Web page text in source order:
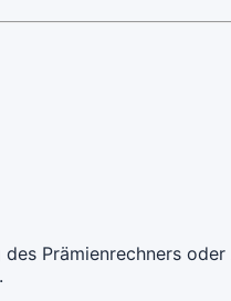
Prämienrechners